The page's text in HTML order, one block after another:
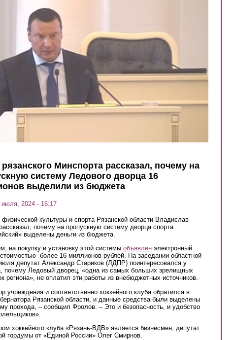
рязанского Минспорта рассказал, почему на
систему Ледового дворца 16
выделили из бюджета
июля, 2024 - 16:17
физической культуры и спорта Рязанской области Владислав
почему на пропускную систему дворца спорта
выделены деньги из бюджета.
на покупку и установку этой системы объявлен электронный
более 16 миллионов рублей. На заседании областной
депутат Александр Стариков (ЛДПР) поинтересовался у
почему Ледовый дворец, «одна из самых больших зрелищных
региона», не оплатил эти работы из внебюджетных источников.
учреждения и соответственно хоккейного клуба обратился в
Рязанской области, и данные средства были выделены
прохода, – сообщил Фролов. – Это и безопасность, и удобство
хоккейного клуба «Рязань-ВДВ» является бизнесмен, депутат
гордумы от «Единой России» Олег Смирнов.